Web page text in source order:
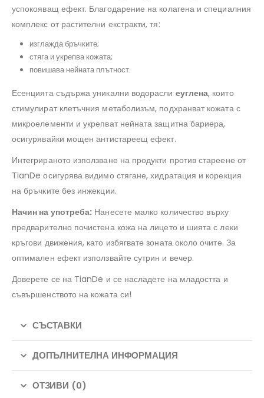
успокояващ ефект. Благодарение на колагена и специалния
комплекс от растителни екстракти, тя:
изглажда бръчките;
стяга и укрепва кожата;
повишава нейната плътност.
Есенцията съдържа уникални водорасли еуглена, които
стимулират клетъчния метаболизъм, подхранват кожата с
микроелементи и укрепват нейната защитна бариера,
осигурявайки мощен антистареещ ефект.
Интегрираното използване на продукти против стареене от
TianDe осигурява видимо стягане, хидратация и корекция
на бръчките без инжекции.
Начин на употреба: Нанесете малко количество върху
предварително почистена кожа на лицето и шията с леки
кръгови движения, като избягвате зоната около очите. За
оптимален ефект използвайте сутрин и вечер.
Доверете се на TianDe и се насладете на младостта и
съвършенството на кожата си!
СЪСТАВКИ
ДОПЪЛНИТЕЛНА ИНФОРМАЦИЯ
ОТЗИВИ (0)